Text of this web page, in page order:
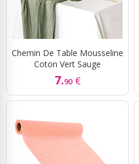
Chemin De Table Mousseline
Coton Vert Sauge
7.90 €